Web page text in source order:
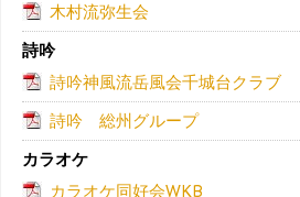
木村流弥生会
詩吟
詩吟神風流岳風会千城台クラブ
詩吟 総州グループ
カラオケ
カラオケ同好会WKB